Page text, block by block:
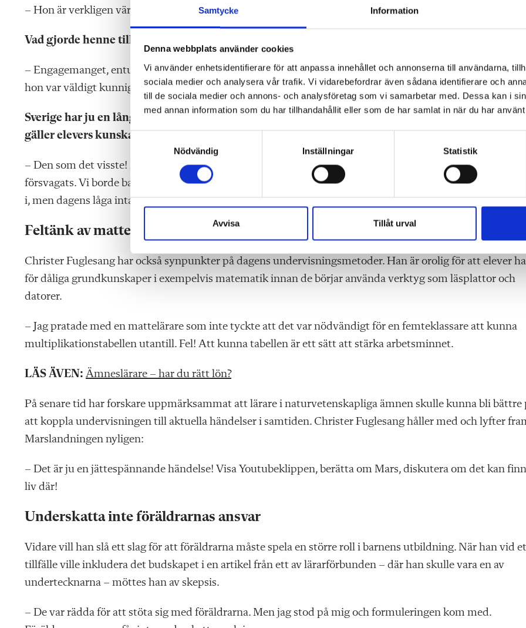
Samtycke Information
Denna webbplats använder cookies
Vi använder enhetsidentifierare för att anpassa innehållet och annonserna till användarna,
sociala medier och analysera vår trafik. Vi vidarebefordrar även sådana identifierare och
till de sociala medier och annons- och analysföretag som vi samarbetar med. Dessa kan i
med annan information som du har tillhandahållit eller som de har samlat in när du har
S
t
e
s
v
a
Nödvändig Inställningar Statistik
Avvisa Tillåt urval
– Hon är verkligen värd en eloge! Utan henne hade jag kanske inte sökt in på KTH.
Vad gjorde henne till en så bra lärare?
– Engagemanget, entusiasmen. Hon förmedlade känslan att naturvetenskap är ett spännande ämne. Och
hon var väldigt kunnig.
Sverige har ju en lång tradition av ingenjörskonst, varför halkar vi ändå efter internationellt vad
gäller elevers kunskapsnivå i naturvetenskapliga ämnen?
– Den som det visste! Men det är olyckligt att läraryrket minskat i anseende och att lärarens auktoritet har
försvagats. Vi borde bara utbilda lärare som brinner för yrket och är duktiga i de ämnen som de ska
i, men dagens låga intagningspoäng gör att även personer som saknar dessa egenskaper blir lärare.
Feltänk av matteläraren
Christer Fuglesang har också synpunkter på dagens undervisningsmetoder. Han är orolig för att elever
för dåliga grundkunskaper i exempelvis matematik innan de börjar använda verktyg som läsplattor och
datorer.
– Jag pratade med en mattelärare som inte tyckte att det var nödvändigt för en femteklassare att kunna
multiplikationstabellen utantill. Fel! Att kunna tabellen är ett sätt att stärka arbetsminnet.
LÄS ÄVEN: Ämneslärare – har du rätt lön?
På senare tid har forskare uppmärksammat att lärare i naturvetenskapliga ämnen skulle kunna bli bättre
att koppla undervisningen till aktuella händelser i samtiden. Christer Fuglesang håller med och lyfter
Marslandningen nyligen:
– Det är ju en jättespännande händelse! Visa Youtubeklippen, berätta om Mars, diskutera om det kan
liv där!
Underskatta inte föräldrarnas ansvar
Vidare vill han slå ett slag för att föräldrarna måste spela en större roll i barnens utbildning. När han vid
tillfälle ville inkludera det budskapet i en artikel från ett av lärarförbunden – där han skulle vara en av
undertecknarna – möttes han av skepsis.
– De var rädda för att stöta sig med föräldrarna. Men jag stod på mig och formuleringen kom med.